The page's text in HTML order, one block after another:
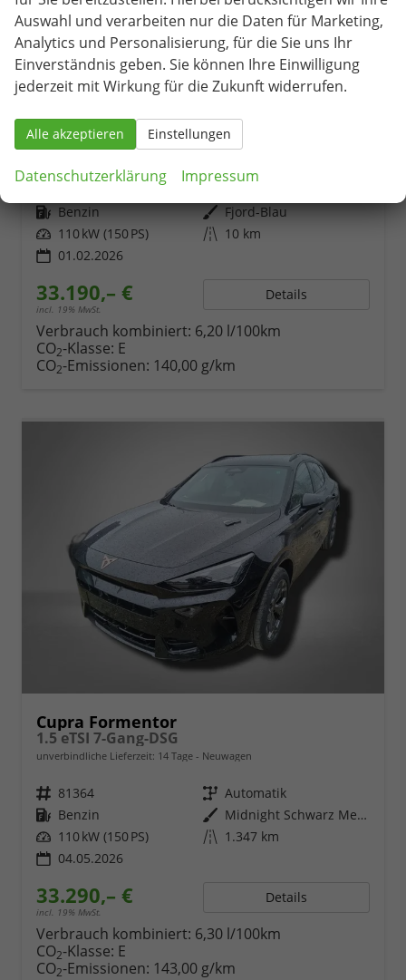
Cupra Formentor
1.5 eTSI 110 kW DSG Edge AHK ACC LED
unverbindliche Lieferzeit:14 Tage Fahrzeug mit Tageszulassung
Kraftstoff Benzin Außenfarbe Fjord-Blau
Leistung 110 kW (150 PS) Kilometerstand 10 km
01.02.2026
33.190,– €
incl. 19% MwSt.
Details
Verbrauch kombiniert: 6,20 l/100km
CO2-Klasse: E
CO2-Emissionen: 140,00 g/km
Cupra Formentor
1.5 eTSI 7-Gang-DSG
unverbindliche Lieferzeit: 14 Tage Neuwagen
Fahrzeugnr. 81364 Getriebe Automatik
Kraftstoff Benzin Außenfarbe
Midnight Schwarz Metallic
Leistung 110 kW (150 PS) Kilometerstand 1.347 km
04.05.2026
33.290,– €
incl. 19% MwSt.
Details
Verbrauch kombiniert: 6,30 l/100km
CO2-Klasse: E
CO2-Emissionen: 143,00 g/km
Auswahl und verarbeiten nur die Daten für Marketing,
Analytics und Personalisierung, für die Sie uns Ihr
Einverständnis geben. Sie können Ihre Einwilligung
jederzeit mit Wirkung für die Zukunft widerrufen.
Alle akzeptieren Einstellungen
Datenschutzerklärung Impressum